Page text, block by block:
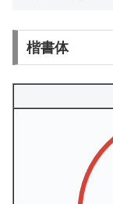
楷書体